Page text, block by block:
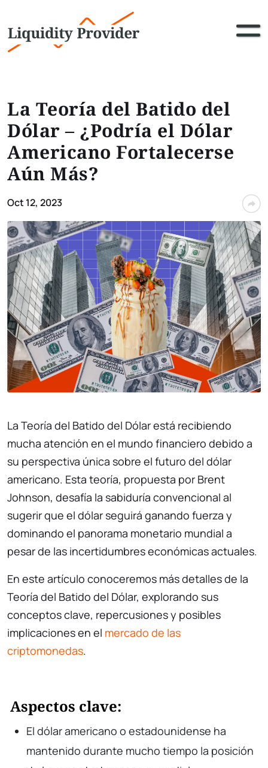
La Teoría del Batido del
Dólar – ¿Podría el Dólar
Americano Fortalecerse
Aún Más?
Oct 12, 2023
La Teoría del Batido del Dólar está recibiendo
mucha atención en el mundo financiero debido a
su perspectiva única sobre el futuro del dólar
americano. Esta teoría, propuesta por Brent
Johnson, desafía la sabiduría convencional al
sugerir que el dólar seguirá ganando fuerza y
dominando el panorama monetario mundial a
pesar de las incertidumbres económicas actuales.
En este artículo conoceremos más detalles de la
Teoría del Batido del Dólar, explorando sus
conceptos clave, repercusiones y posibles
implicaciones en el mercado de las
criptomonedas.
Aspectos clave:
El dólar americano o estadounidense ha
mantenido durante mucho tiempo la posición